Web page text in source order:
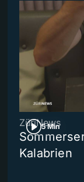
5 Min
ZüriNews
Kalabrien